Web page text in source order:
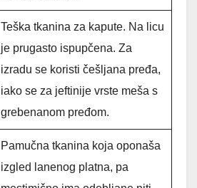
Teška tkanina za kapute. Na licu
je prugasto ispupčena. Za
izradu se koristi češljana pređa,
iako se za jeftinije vrste meša s
grebenanom pređom.
Pamučna tkanina koja oponaša
izgled lanenog platna, pa